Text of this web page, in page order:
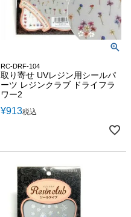
RC-DRF-104
取り寄せ UVレジン用シールパ
ーツ レジンクラブ ドライフラ
ワー2
¥913税込